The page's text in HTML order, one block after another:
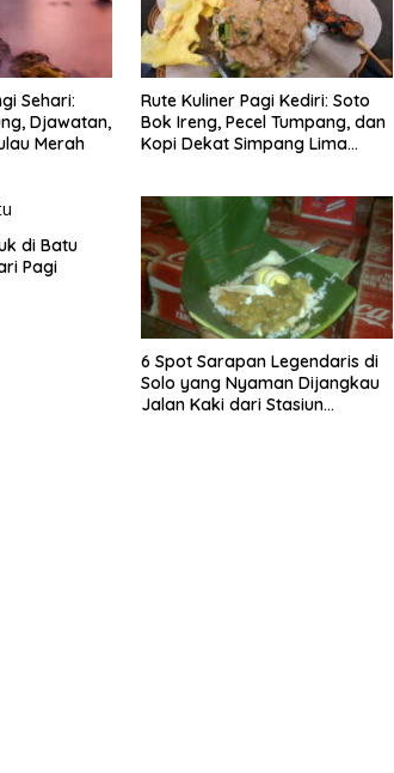
Sehari:
Djawatan,
Merah
Rute Kuliner Pagi Kediri: Soto
Bok Ireng, Pecel Tumpang, dan
Kopi Dekat Simpang Lima
di Batu
Pagi
6 Spot Sarapan Legendaris di
Solo yang Nyaman Dijangkau
Jalan Kaki dari Stasiun